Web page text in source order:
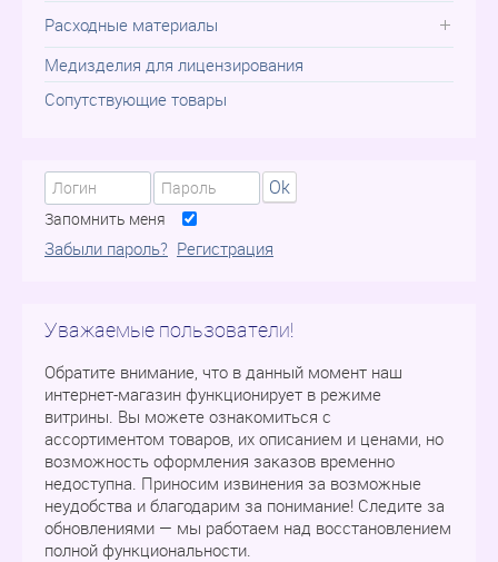
Расходные материалы
Медизделия для лицензирования
Сопутствующие товары
Ok
Запомнить меня
Забыли пароль? Регистрация
Уважаемые пользователи!
Обратите внимание, что в данный момент наш
интернет-магазин функционирует в режиме
витрины. Вы можете ознакомиться с
ассортиментом товаров, их описанием и ценами, но
возможность оформления заказов временно
недоступна. Приносим извинения за возможные
неудобства и благодарим за понимание! Следите за
обновлениями — мы работаем над восстановлением
полной функциональности.